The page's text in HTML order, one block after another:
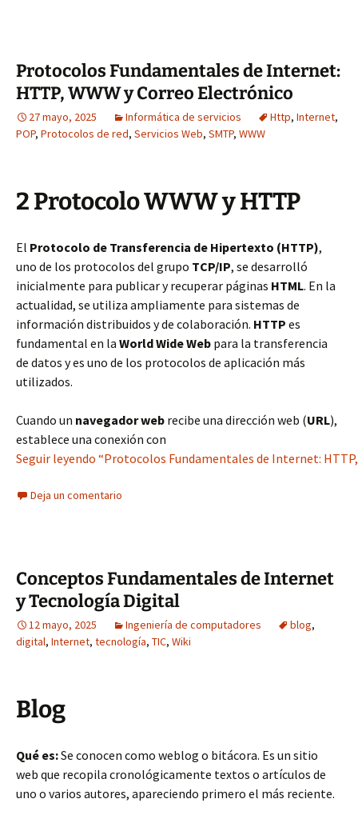
Protocolos Fundamentales de Internet:
HTTP, WWW y Correo Electrónico
27 mayo, 2025 Informática de servicios Http, Internet,
POP, Protocolos de red, Servicios Web, SMTP, WWW
2 Protocolo WWW y HTTP
El Protocolo de Transferencia de Hipertexto (HTTP),
uno de los protocolos del grupo TCP/IP, se desarrolló
inicialmente para publicar y recuperar páginas HTML. En la
actualidad, se utiliza ampliamente para sistemas de
información distribuidos y de colaboración. HTTP es
fundamental en la World Wide Web para la transferencia
de datos y es uno de los protocolos de aplicación más
utilizados.
Cuando un navegador web recibe una dirección web (URL),
establece una conexión con
Seguir leyendo “Protocolos Fundamentales de Internet:
Deja un comentario
Conceptos Fundamentales de Internet
y Tecnología Digital
12 mayo, 2025 Ingeniería de computadores blog,
digital, Internet, tecnología, TIC, Wiki
Blog
Qué es:Se conocen como weblog o bitácora. Es un sitio
web que recopila cronológicamente textos o artículos de
uno o varios autores, apareciendo primero el más reciente.